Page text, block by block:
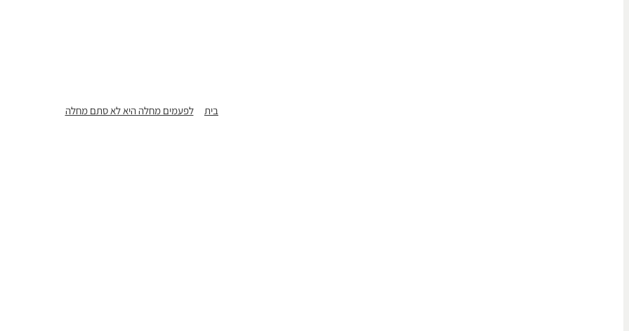
בית לפעמים מחלה היא לא סתם מחלה